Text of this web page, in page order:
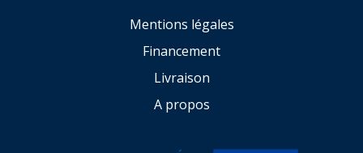
Mentions légales
Financement
Livraison
A propos